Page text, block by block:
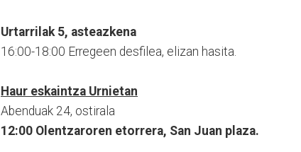
Urtarrilak 5, asteazkena
16:00-18:00 Erregeen desfilea, elizan hasita.
Haur eskaintza Urnietan
Abenduak 24, ostirala
12:00 Olentzaroren etorrera, San Juan plaza.